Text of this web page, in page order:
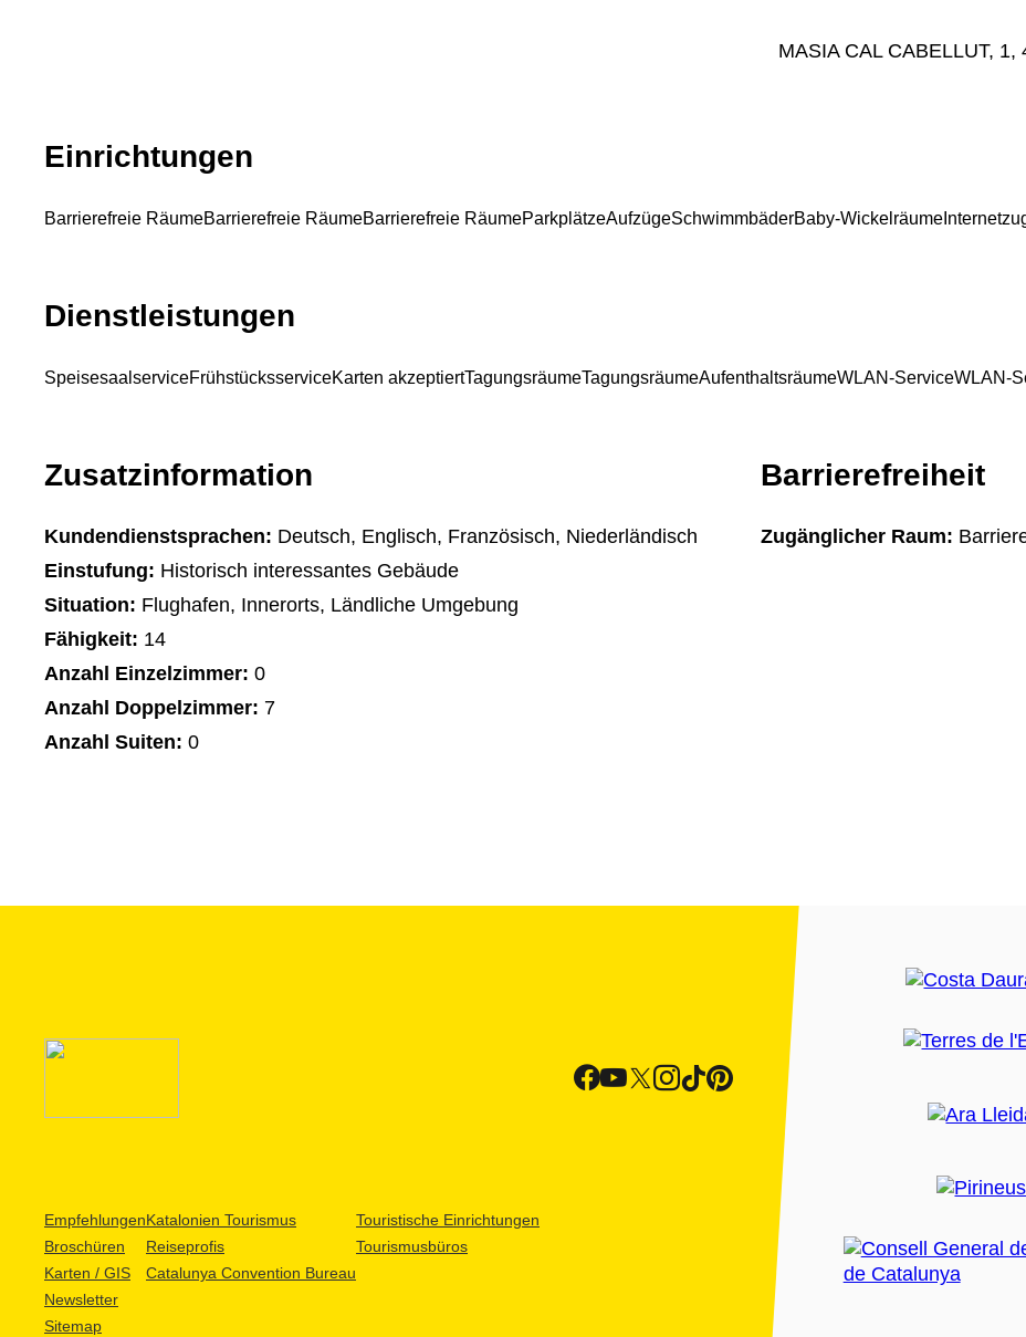
MASIA CAL CABELLUT,
Einrichtungen
Barrierefreie RäumeBarrierefreie RäumeBarrierefreie RäumeParkplätzeAufzügeSchwimmbäderBaby-Wickelräume
Dienstleistungen
SpeisesaalserviceFrühstücksserviceKarten akzeptiertTagungsräumeTagungsräumeAufenthaltsräumeWLAN-ServiceWLAN-
Zusatzinformation
Kundendienstsprachen: Deutsch, Englisch, Französisch, Niederländisch
Einstufung: Historisch interessantes Gebäude
Situation: Flughafen, Innerorts, Ländliche Umgebung
Fähigkeit: 14
Anzahl Einzelzimmer: 0
Anzahl Doppelzimmer: 7
Anzahl Suiten: 0
Barrierefreiheit
Zugänglicher Raum:
Empfehlungen
Broschüren
Karten / GIS
Newsletter
Sitemap
Katalonien Tourismus
Reiseprofis
Catalunya Convention Bureau
Touristische Einrichtungen
Tourismusbüros